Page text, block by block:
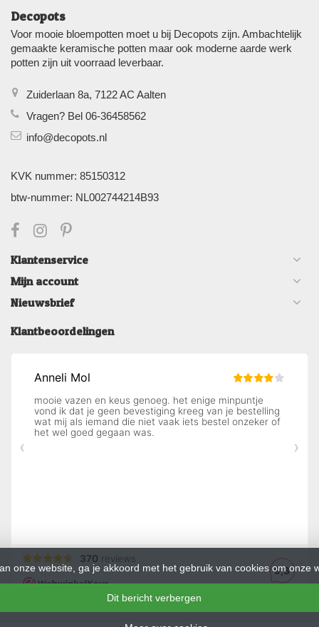
Decopots
Voor mooie bloempotten moet u bij Decopots zijn. Ambachtelijk
gemaakte keramische potten maar ook moderne aarde werk
potten zijn uit voorraad leverbaar.
Zuiderlaan 8a, 7122 AC Aalten
Vragen? Bel 06-36458562
info@decopots.nl
KVK nummer: 85150312
btw-nummer: NL002744214B93
Klantenservice
Mijn account
Nieuwsbrief
Klantbeoordelingen
onze website, ga je akkoord met het gebruik van cookies om onze
Dit bericht verbergen